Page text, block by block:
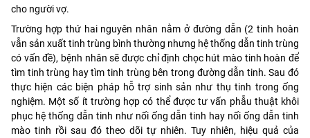
cho người vợ.
Trường hợp thứ hai nguyên nhân nằm ở đường dẫn (2 tinh hoàn
vẫn sản xuất tinh trùng bình thường nhưng hệ thống dẫn tinh trùng
có vấn đề), bệnh nhân sẽ được chỉ định chọc hút mào tinh hoàn để
tìm tinh trùng hay tìm tinh trùng bên trong đường dẫn tinh. Sau đó
thực hiện các biện pháp hỗ trợ sinh sản như thụ tinh trong ống
nghiệm. Một số ít trường hợp có thể được tư vấn phẫu thuật khôi
phục hệ thống dẫn tinh như nối ống dẫn tinh hay nối ống dẫn tinh
mào tinh rồi sau đó theo dõi tự nhiên. Tuy nhiên, hiệu quả của